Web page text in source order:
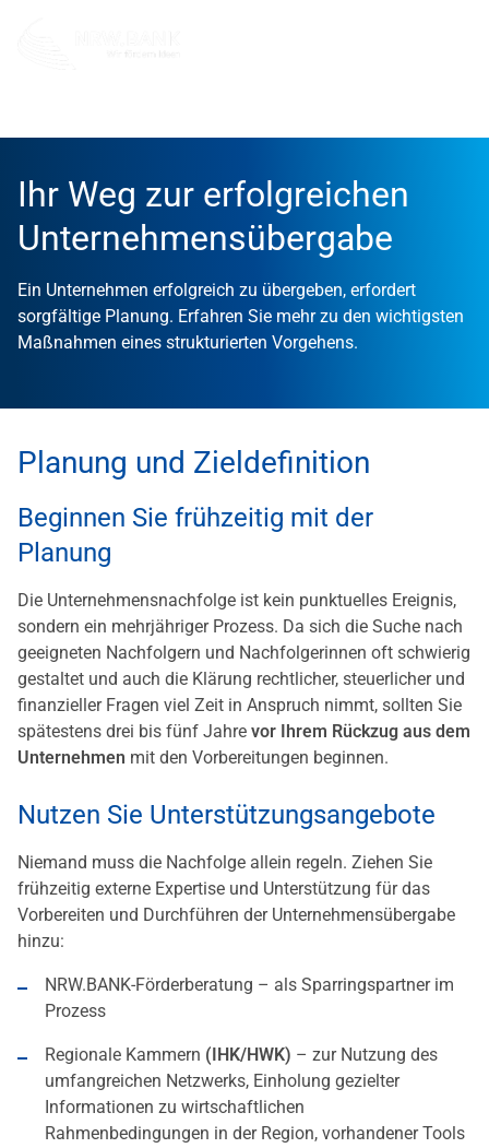
Ihr Weg zur erfolgreichen
Unternehmensübergabe
Ein Unternehmen erfolgreich zu übergeben, erfordert
sorgfältige Planung. Erfahren Sie mehr zu den wichtigsten
Maßnahmen eines strukturierten Vorgehens.
Planung und Zieldefinition
Beginnen Sie frühzeitig mit der
Planung
Die Unternehmensnachfolge ist kein punktuelles Ereignis,
sondern ein mehrjähriger Prozess. Da sich die Suche nach
geeigneten Nachfolgern und Nachfolgerinnen oft schwierig
gestaltet und auch die Klärung rechtlicher, steuerlicher und
finanzieller Fragen viel Zeit in Anspruch nimmt, sollten Sie
spätestens drei bis fünf Jahre vor Ihrem Rückzug aus dem
Unternehmen mit den Vorbereitungen beginnen.
Nutzen Sie Unterstützungsangebote
Niemand muss die Nachfolge allein regeln. Ziehen Sie
frühzeitig externe Expertise und Unterstützung für das
Vorbereiten und Durchführen der Unternehmensübergabe
hinzu:
NRW.BANK-Förderberatung – als Sparringspartner im
Prozess
Regionale Kammern (IHK/HWK) – zur Nutzung des
umfangreichen Netzwerks, Einholung gezielter
Informationen zu wirtschaftlichen
Rahmenbedingungen in der Region, vorhandener Tools